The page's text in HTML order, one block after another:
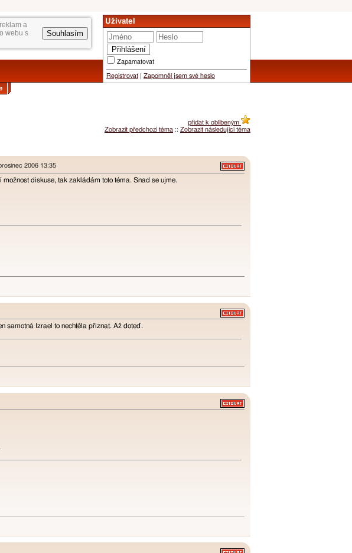
a
webu s
Souhlasím
Uživatel
Zapamatovat
Registrovat Zapomněl jsem své heslo
přidat k oblíbeným
Zobrazit předchozí téma :: Zobrazit následující téma
2006 13:35
diskuse, tak zakládám toto téma. Snad se ujme.
samotná Izrael to nechtěla přiznat. Až doteď.